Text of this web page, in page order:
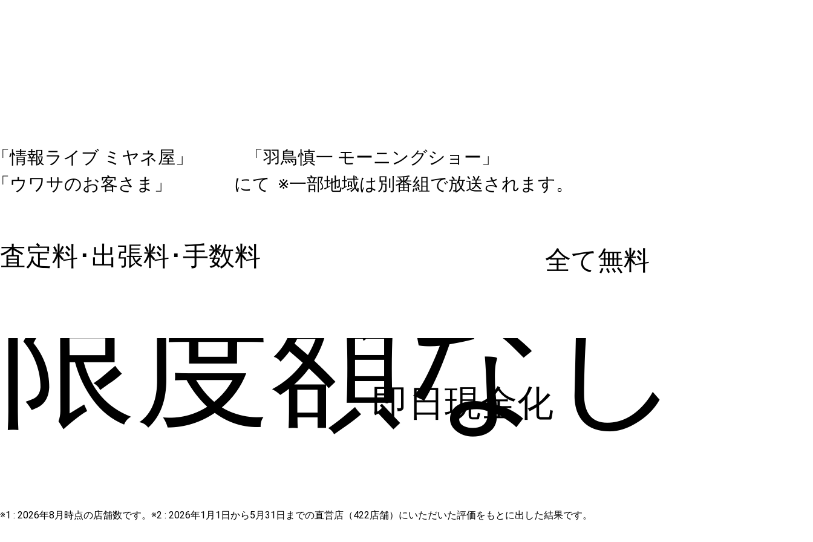
情報ライブ ミヤネ屋」
「羽鳥慎一 モーニングショー」
ウワサのお客さま」
にて ※一部地域は別番組で放送されます。
査定料･出張料･手数料 全て無料
限度額なし
即日現金化
※1 : 2026年8月時点の店舗数です。※2 : 2026年1月1日から5月31日までの直営店（422店舗）にいただいた評価をもとに出した結果です。